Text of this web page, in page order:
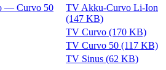
— Curvo 50
TV Akku-Curvo Li-Ion
(147 KB)
TV Curvo (170 KB)
TV Curvo 50 (117 KB)
TV Sinus (62 KB)